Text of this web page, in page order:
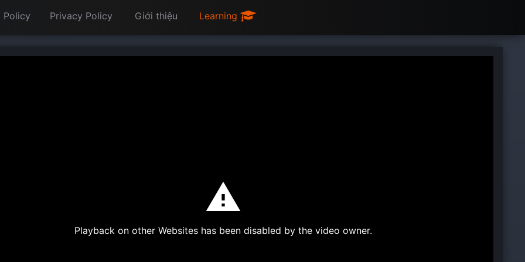
Policy Privacy Policy Giới thiệu Learning
Playback on other Websites has been disabled by the video owner.